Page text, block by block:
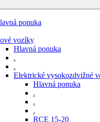
ponuka
vozíky
Hlavná ponuka
.
.
Elektrické vysokozdvižné
Hlavná ponuka
.
.
.
RCE 15-20